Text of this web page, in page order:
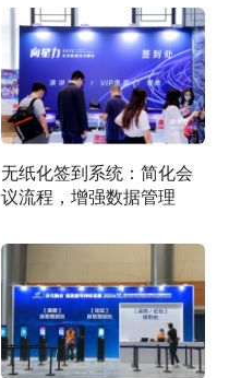
无纸化签到系统：简化会
议流程，增强数据管理